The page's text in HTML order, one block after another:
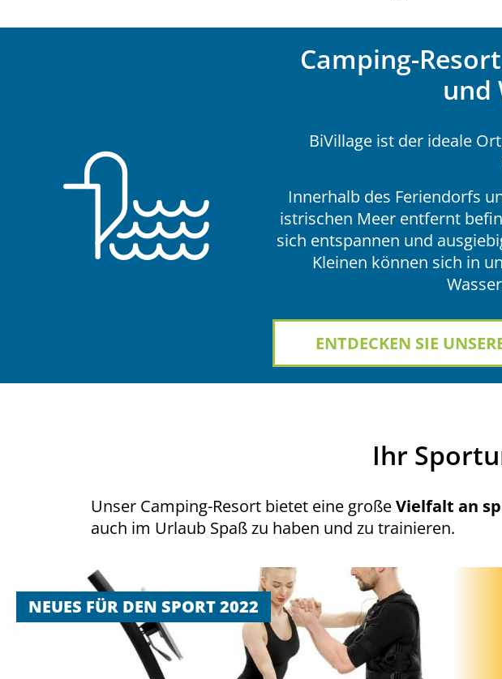
Camping-
und
BiVillage ist der ideale
Innerhalb des Feriendorfs
istrischen Meer entfernt
sich entspannen und
Kleinen können sich in
ENTDECKEN SIE
Ihr
Unser Camping-Resort bietet eine großeVielfalt an
auch im Urlaub Spaß zu haben und zu trainieren.
NEUES FÜR DEN SPORT 2022